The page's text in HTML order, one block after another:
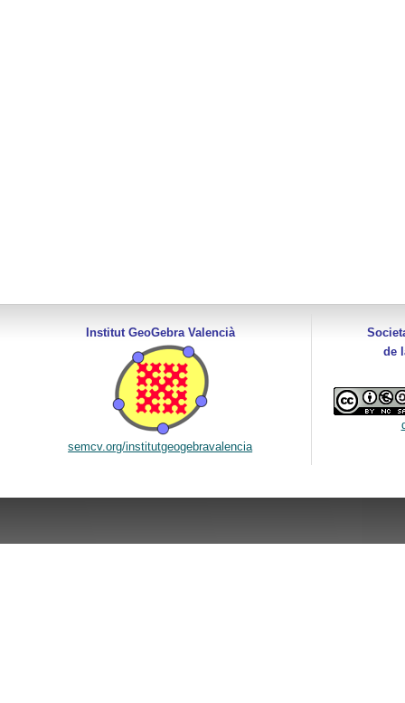
Institut GeoGebra Valencià
semcv.org/institutgeogebravalencia
de